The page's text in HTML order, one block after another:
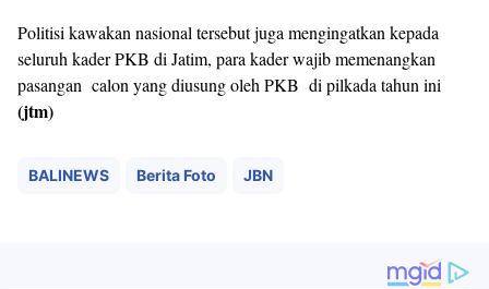
Politisi kawakan nasional tersebut juga mengingatkan kepada
seluruh kader PKB di Jatim, para kader wajib memenangkan
pasangan calon yang diusung oleh PKB di pilkada tahun ini
(jtm)
BALINEWS Berita Foto JBN